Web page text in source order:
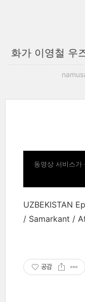
화가 이영철 우
동영상 서비스가
UZBEKISTAN
/ Samarkant /
공감